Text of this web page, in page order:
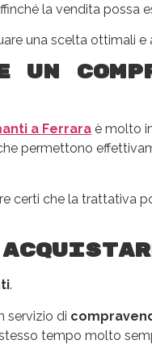
la vendita possa
una scelta ottimali e
un
a Ferrara è molto
permettono
certi che la trattativa
.
servizio di
tempo molto